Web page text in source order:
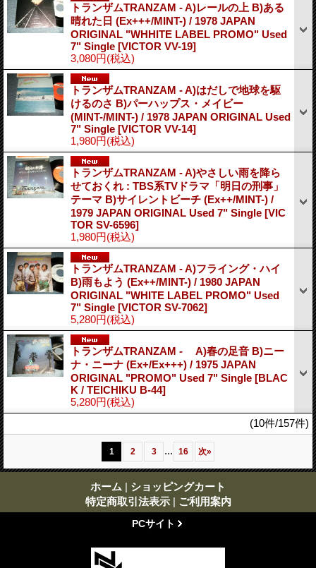
トランザムTRANZAM - A)レールの上 B)ある
晴れた日 (Ex+++/MINT-) / 1978 JAPAN
ORIGINAL "WHHITE LABEL PROMO" Used
7" Single [VICTOR VV-19]
3,080円(税込)
トランザムTRANZAM - A)はだしで地球を駆
けるのさ B)パーハップス・メイビー
(MINT-/MINT-) / 1978 JAPAN ORIGINAL Used
7" Single [VICTOR VV-14]
1,980円(税込)
トランザムTRANZAM - A)やさしい雨を降ら
せておくれ : TBS系TVドラマ「明日の刑事」
テーマ B)サイレントビーチ (Ex++/MINT-) /
1979 JAPAN ORIGINAL Used 7" Single [VIC
TOR SV-6596]
1,980円(税込)
トランザムTRANZAM - A)フライング・ハイ
B)雨もよう (Ex++/MINT-) / 1980 JAPAN
ORIGINAL "WHITE LABEL PROMO" Used
7" Single [VICTOR SV-7062]
5,280円(税込)
トランザムTRANZAM - A)春の足音 B)ニー
ナ・ニーナ (Ex+/Ex+++) / 1975 JAPAN
ORIGINAL "PROMO" Used 7" Single [BLAC
K / TEICHIKU B-44]
5,280円(税込)
(10件/157件)
1 2 3 ... 16 次»
ホーム | ショッピングカート
特定商取引法表示 | ご利用案内
PCサイト